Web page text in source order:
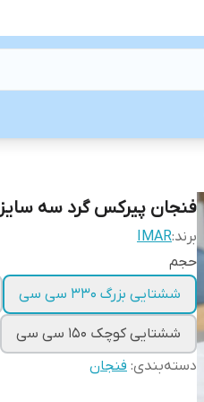
فنجان پیرکس گرد سه سایز Imar
برند:IMAR
حجم
ششتایی بزرگ ۳۳۰ سی سی
ششتایی کوچک ۱۵۰ سی سی
دسته‌بندی: فنجان